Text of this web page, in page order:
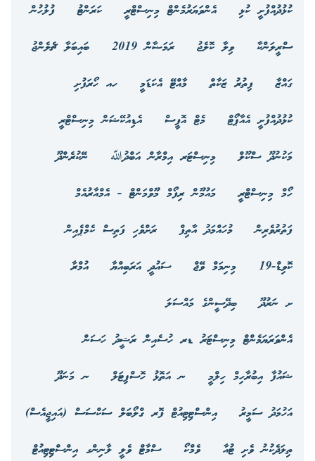
ކުޅުދުއްފުށީ ކުޅި
އެންވަޔަރުމެންޓް މިނިސްޓްރީ ކަރަންޓު
ފުލުހުން
ސްރީލަންކާ
ވިލާ ކޮލެޖު ރަމަޟާން 2019
ބައިބަލާ ޗެލެންޖު
ގައްޒާ
ފިތުރު ޒަކާތް މާއްޓޭ އެކަޑަމީ
ހއ ހޯރަފުށި
ކުޅުދުއްފުށީ އެއާޕޯޓް
މެޓް އޮފީސް
އެޑިއުކޭޝަން މިނިސްޓްރީ
މަކުނުދޫ ސްކޫލް
މިނިސްޓަރ އިމްރާން އަބްދުﷲ
ނޭކުރެންދޫ
ހޯމް މިނިސްޓްރީ
މައުމޫން ރިފޯމް މޫވްމަންޓް - އެމްއާރުއެމް
ފަތުރުވެރިން
މުހައްމަދު އާތިފް
ރަށްވެހި ފަތިސް ކެމްޕެއިން
ކޮވިޑް-19
މިނިމަމް ވޭޖް ސައުދީ އަރަބިއްޔާ
އުމްރާ
ށ ނަރުދޫ
ބިދޭސީންގެ މައްސަލަ
އެންވަރަޔަމެންޓް މިނިސްޓަރު ޑރ ހުސެއިން ރަޝީދު ހަސަން
ޝައުފާ އިބުރާހިމް ހިލްމީ
ނ އަތޮޅު ހޮސްޕިޓަލް
ނ މަނަދޫ
އަހުމަދު ސަމީރު
އިންސްޓިޓިއުޓް ފޮރ ގްލޯބަލް ސަކްސަސް (އައިޖީއެސް)
ތިލަދެކުނު ވެށި ޓުއާ
ވެމްކޯ
ސްމާޓް ވެލީ ލާނިންގ އިންސްޓިޓިއުޓް